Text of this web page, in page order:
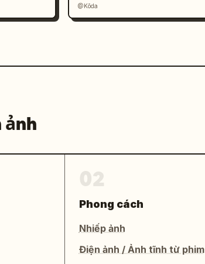
@Kōda
ảnh
Phong cách
Nhiếp ảnh
Điện ảnh / Ảnh tĩnh từ phim